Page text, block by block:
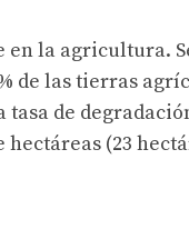
la agricultura.
de las tierras
de
(23